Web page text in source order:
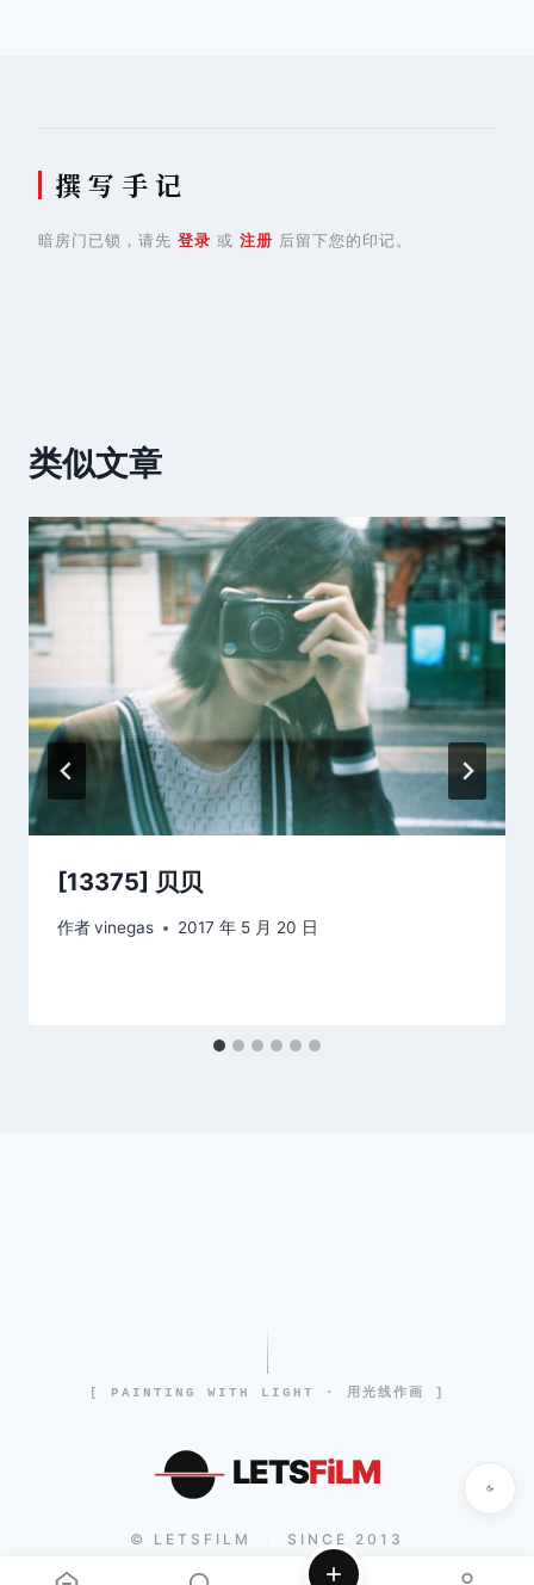
撰 写 手 记
暗房门已锁，请先 登录 或 注册 后留下您的印记。
类似文章
[13375] 贝贝
作者vinegas 2017 年 5 月 20 日
[ PAINTING WITH LIGHT · 用光线作画 ]
LETSFiLM
© LETSFILM SINCE 2013